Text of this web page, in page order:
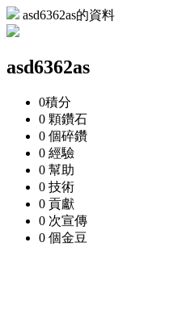
asd6362as的資料
asd6362as
0積分
0 顆鑽石
0 個碎鑽
0 經驗
0 幫助
0 技術
0 貢獻
0 次宣傳
0 個金豆